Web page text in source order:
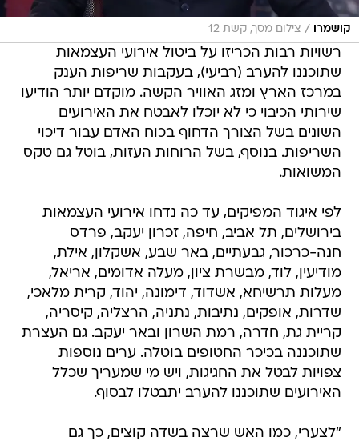
קושמרו / צילום מסך, קשת 12
רשויות רבות הכריזו על ביטול אירועי העצמאות
שתוכננו להערב (רביעי), בעקבות שריפות הענק
במרכז הארץ ומזג האוויר הקשה. מוקדם יותר הודיעו
שירותי הכיבוי כי לא יוכלו לאבטח את האירועים
השונים בשל הצורך הדחוף בכוח האדם עבור דיכוי
השריפות. בנוסף, בשל הרוחות העזות, בוטל גם טקס
המשואות.
לפי איגוד המפיקים, עד כה נדחו אירועי העצמאות
בירושלים, תל אביב, חיפה, זכרון יעקב, פרדס
חנה-כרכור, גבעתיים, באר שבע, אשקלון, אילת,
מודיעין, לוד, מבשרת ציון, מעלה אדומים, אריאל,
מעלות תרשיחא, אשדוד, דימונה, יהוד, קרית מלאכי,
שדרות, אופקים, נתיבות, נתניה, הרצליה, קיסריה,
קריית גת, חדרה, רמת השרון ובאר יעקב. גם העצרת
שתוכננה בכיכר החטופים בוטלה. ערים נוספות
צפויות לבטל את החגיגות, ויש מי שמעריך שכלל
האירועים שתוכננו להערב יתבטלו לבסוף.
"לצערי, כמו האש שרצה בשדה קוצים, כך גם